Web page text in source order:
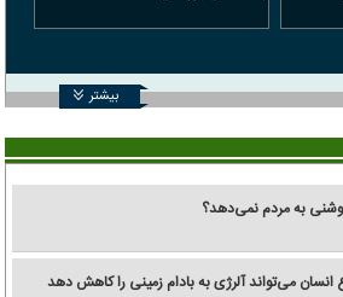
بیشتر
به مردم نمی‌دهد؟
می‌تواند آلرژی به بادام زمینی را کاهش دهد